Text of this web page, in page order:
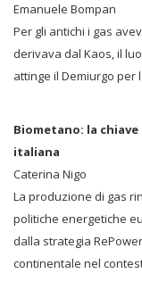
Emanuele Bompan
Per gli antichi i gas
derivava dal Kaos, il
attinge il Demiurgo per
Biometano: la
italiana
Caterina Nigo
La produzione di gas
politiche energetiche
dalla strategia
continentale nel